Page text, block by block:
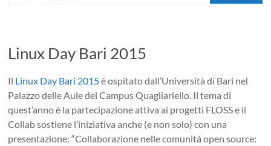
Linux Day Bari 2015
Il Linux Day Bari 2015è ospitato dall’Università di Bari nel
Palazzo delle Aule del Campus Quagliariello. Il tema di
quest’anno è la partecipazione attiva ai progetti FLOSS e il
Collab sostiene l’iniziativa anche (e non solo) con una
presentazione: “Collaborazione nelle comunità open source: